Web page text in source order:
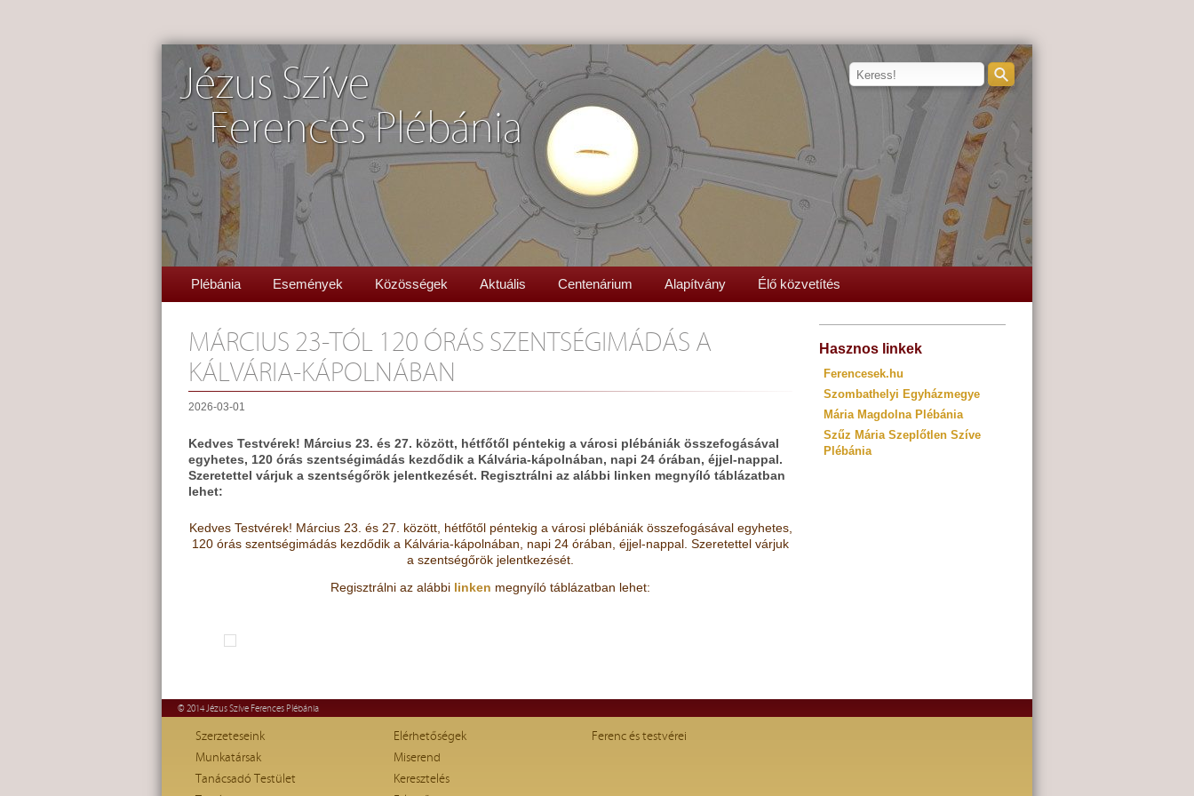
Jézus Szíve
Ferences Plébánia
Plébánia Események Közösségek Aktuális Centenárium Alapítvány Élő közvetítés
MÁRCIUS 23-TÓL 120 ÓRÁS SZENTSÉGIMÁDÁS A
KÁLVÁRIA-KÁPOLNÁBAN
2026-03-01
Kedves Testvérek! Március 23. és 27. között, hétfőtől péntekig a városi plébániák összefogásával
egyhetes, 120 órás szentségimádás kezdődik a Kálvária-kápolnában, napi 24 órában, éjjel-nappal.
Szeretettel várjuk a szentségőrök jelentkezését. Regisztrálni az alábbi linken megnyíló táblázatban
lehet:
Kedves Testvérek! Március 23. és 27. között, hétfőtől péntekig a városi plébániák összefogásával egyhetes,
120 órás szentségimádás kezdődik a Kálvária-kápolnában, napi 24 órában, éjjel-nappal. Szeretettel várjuk
a szentségőrök jelentkezését.
Regisztrálni az alábbi linken megnyíló táblázatban lehet:
Hasznos linkek
Ferencesek.hu
Szombathelyi Egyházmegye
Mária Magdolna Plébánia
Szűz Mária Szeplőtlen Szíve
Plébánia
© 2014 Jézus Szíve Ferences Plébánia
Szerzeteseink
Munkatársak
Tanácsadó Testület
Elérhetőségek
Miserend
Keresztelés
Ferenc és testvérei